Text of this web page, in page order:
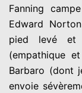
Fanning
Edward
pied levé et
(empathique
Barbaro (dont
envoie